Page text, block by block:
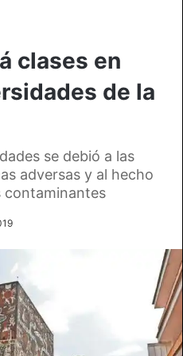
clases en
de la
se debió a las
adversas y al hecho
contaminantes